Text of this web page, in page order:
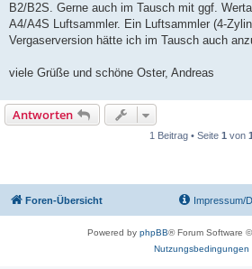
B2/B2S. Gerne auch im Tausch mit ggf.
A4/A4S Luftsammler. Ein Luftsammler (4-
Vergaserversion hätte ich im Tausch auch
viele Grüße und schöne Oster, Andreas
Antworten
1 Beitrag • Seite 1 von 1
Foren-Übersicht Impressum/
Powered by phpBB® Forum Software
Nutzungsbedingungen